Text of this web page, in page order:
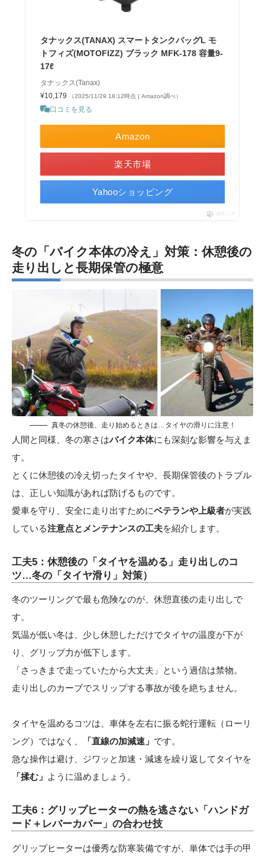
タナックス(TANAX) スマートタンクバッグL モ
トフィズ(MOTOFIZZ) ブラック MFK-178 容量9-
17ℓ
タナックス(Tanax)
¥10,179
（2025/11/29 18:12時点 | Amazon調べ）
口コミを見る
Amazon
楽天市場
Yahooショッピング
ポチップ
冬の「バイク本体の冷え」対策：休憩後の
走り出しと長期保管の極意
真冬の休憩後、走り始めるときは…タイヤの滑りに注意！
人間と同様、冬の寒さはバイク本体にも深刻な影響を与えま
す。
とくに休憩後の冷え切ったタイヤや、長期保管後のトラブル
は、正しい知識があれば防げるものです。
愛車を守り、安全に走り出すためにベテランや上級者が実践
している注意点とメンテナンスの工夫を紹介します。
工夫5：休憩後の「タイヤを温める」走り出しのコ
ツ…冬の「タイヤ滑り」対策）
冬のツーリングで最も危険なのが、休憩直後の走り出しで
す。
気温が低い冬は、少し休憩しただけでタイヤの温度が下が
り、グリップ力が低下します。
「さっきまで走っていたから大丈夫」という過信は禁物。
走り出しのカーブでスリップする事故が後を絶ちません。
タイヤを温めるコツは、車体を左右に振る蛇行運転（ローリ
ング）ではなく、
「直線の加減速」 です。
急な操作は避け、ジワッと加速・減速を繰り返してタイヤを
「揉む」 ように温めましょう。
工夫6：グリップヒーターの熱を逃さない「ハンドガ
ード＋レバーカバー」の合わせ技
グリップヒーターは優秀な防寒装備ですが、単体では手の甲